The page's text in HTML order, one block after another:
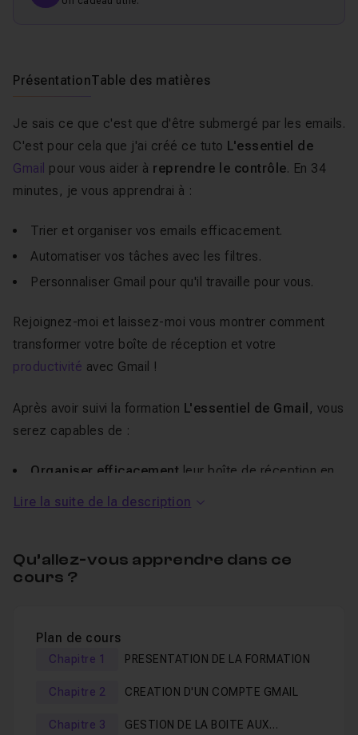
PrésentationTable des matières
Je sais ce que c'est que d'être submergé par les emails.
C'est pour cela que j'ai créé ce tuto L'essentiel de
Gmail pour vous aider à reprendre le contrôle. En 34
minutes, je vous apprendrai à :
Trier et organiser vos emails efficacement.
Automatiser vos tâches avec les filtres.
Personnaliser Gmail pour qu'il travaille pour vous.
Rejoignez-moi et laissez-moi vous montrer comment
transformer votre boîte de réception et votre
productivité avec Gmail !
Après avoir suivi la formation L'essentiel de Gmail , vous
serez capables de :
Organiser efficacement leur boîte de réception en
configuration personnalisée.
Optimiser leur productivité
Lire la suite de la description
Qu’allez-vous apprendre dans ce
cours ?
Plan de cours
Chapitre 1 PRESENTATION DE LA FORMATION
Chapitre 2 CREATION D'UN COMPTE GMAIL
Chapitre 3
GESTION DE LA BOITE AUX